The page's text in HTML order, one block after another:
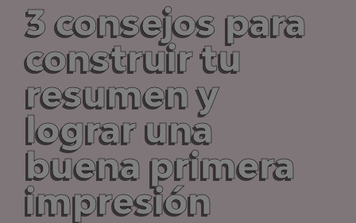
3 consejos para
construir tu
resumen y
lograr una
buena primera
impresión